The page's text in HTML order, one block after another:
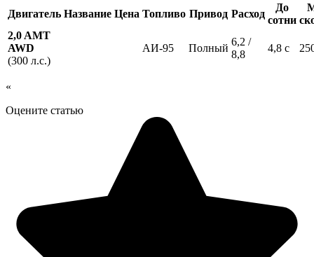
Двигатель Название Цена Топливо Привод Расход
До
сотни
2,0 AMT
AWD
(300 л.с.)
АИ-95 Полный
6,2 /
8,8
4,8 с
«
Оцените статью